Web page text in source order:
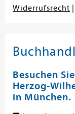
Widerrufsrecht
Besuchen
Herzog-
in München.